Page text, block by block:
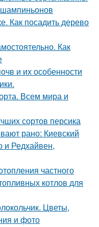
Как посадить дерево
Как
и их особенности
Всем мира и
сортов персика
рано: Киевский
и Редхайвен,
частного
котлов для
Цветы,
и фото